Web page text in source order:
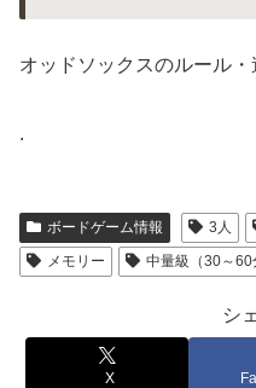
オッドソックスのルール・
.
ボードゲーム情報 3人
メモリー
中量級（30～60
シ
X